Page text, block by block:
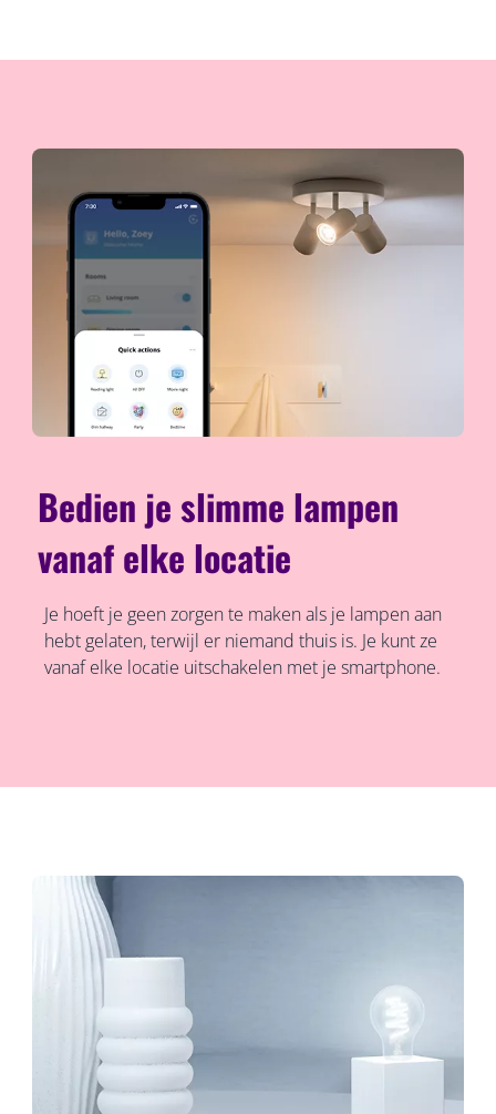
Bedien je slimme lampen
vanaf elke locatie
Je hoeft je geen zorgen te maken als je lampen aan
hebt gelaten, terwijl er niemand thuis is. Je kunt ze
vanaf elke locatie uitschakelen met je smartphone.